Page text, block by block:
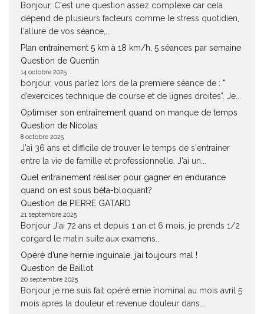
Bonjour, C'est une question assez complexe car cela
dépend de plusieurs facteurs comme le stress quotidien,
l'allure de vos séance,...
Plan entrainement 5 km à 18 km/h, 5 séances par semaine
Question de Quentin
14 octobre 2025
bonjour, vous parlez lors de la premiere séance de : "
d’exercices technique de course et de lignes droites". Je...
Optimiser son entraînement quand on manque de temps
Question de Nicolas
8 octobre 2025
J'ai 36 ans et difficile de trouver le temps de s'entrainer
entre la vie de famille et professionnelle. J'ai un...
Quel entrainement réaliser pour gagner en endurance
quand on est sous béta-bloquant?
Question de PIERRE GATARD
21 septembre 2025
Bonjour J'ai 72 ans et depuis 1 an et 6 mois, je prends 1/2
corgard le matin suite aux examens...
Opéré d’une hernie inguinale, j’ai toujours mal !
Question de Baillot
20 septembre 2025
Bonjour je me suis fait opéré ernie înominal au mois avril 5
mois apres la douleur et revenue douleur dans...